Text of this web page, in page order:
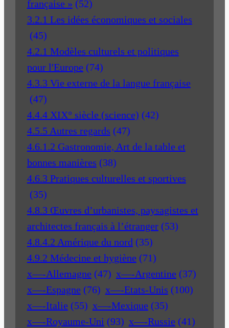
française » (52)
3.2.1 Les idées économiques et sociales
(45)
4.2.1 Modèles culturels et politiques
pour l'Europe (74)
4.3.3 Vie externe de la langue française
(47)
4.4.4 XIX° siècle (science) (42)
4.5.5 Autres regards (47)
4.6.1.2 Gastronomie, Art de la table et
bonnes manières (38)
4.6.3 Pratiques culturelles et sportives
(35)
4.8.3 Œuvres d’urbanistes, paysagistes et
architectes français à l’étranger (53)
4.8.4.2 Amérique du nord (35)
4.9.2 Médecine et hygiène (71)
x—-Allemagne (47) x—-Argentine (37)
x—-Espagne (76) x—-Etats-Unis (100)
x—-Italie (55) x—-Mexique (35)
x—-Royaume-Uni (93) x—-Russie (41)